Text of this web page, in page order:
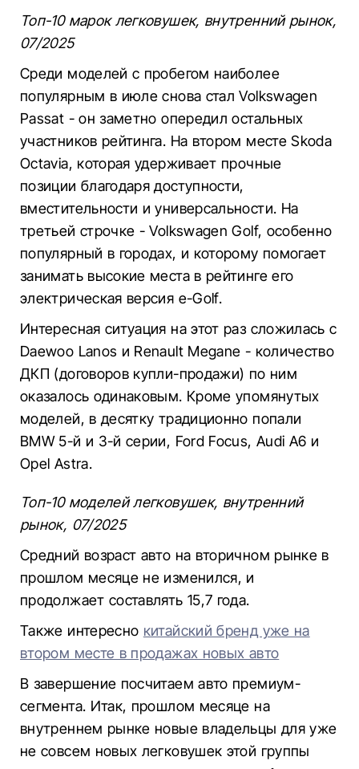
Топ-10 марок легковушек, внутренний рынок,
07/2025
Среди моделей с пробегом наиболее
популярным в июле снова стал Volkswagen
Passat - он заметно опередил остальных
участников рейтинга. На втором месте Skoda
Octavia, которая удерживает прочные
позиции благодаря доступности,
вместительности и универсальности. На
третьей строчке - Volkswagen Golf, особенно
популярный в городах, и которому помогает
занимать высокие места в рейтинге его
электрическая версия e-Golf.
Интересная ситуация на этот раз сложилась с
Daewoo Lanos и Renault Megane - количество
ДКП (договоров купли-продажи) по ним
оказалось одинаковым. Кроме упомянутых
моделей, в десятку традиционно попали
BMW 5-й и 3-й серии, Ford Focus, Audi A6 и
Opel Astra.
Топ-10 моделей легковушек, внутренний
рынок, 07/2025
Средний возраст авто на вторичном рынке в
прошлом месяце не изменился, и
продолжает составлять 15,7 года.
Также интересно китайский бренд уже на
втором месте в продажах новых авто
В завершение посчитаем авто премиум-
сегмента. Итак, прошлом месяце на
внутреннем рынке новые владельцы для уже
не совсем новых легковушек этой группы